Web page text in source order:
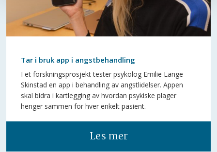
Tar i bruk app i angstbehandling
I et forskningsprosjekt tester psykolog Emilie Lange
Skinstad en app i behandling av angstlidelser. Appen
skal bidra i kartlegging av hvordan psykiske plager
henger sammen for hver enkelt pasient.
Les mer